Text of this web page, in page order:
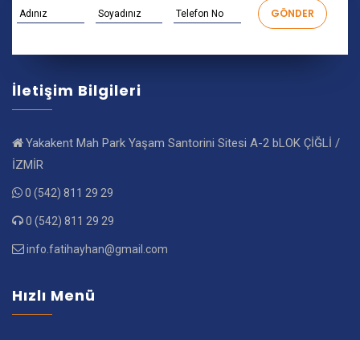
İletişim Bilgileri
Yakakent Mah Park Yaşam Santorini Sitesi A-2 bLOK ÇİĞLİ /
İZMİR
0 (542) 811 29 29
0 (542) 811 29 29
info.fatihayhan@gmail.com
Hızlı Menü